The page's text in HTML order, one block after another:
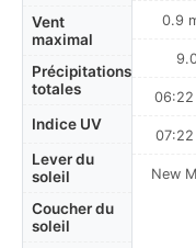
Vent
maximal
Précipitations
totales
Indice UV
Lever du
soleil
Coucher du
soleil
0.9
06:22
07:22
New